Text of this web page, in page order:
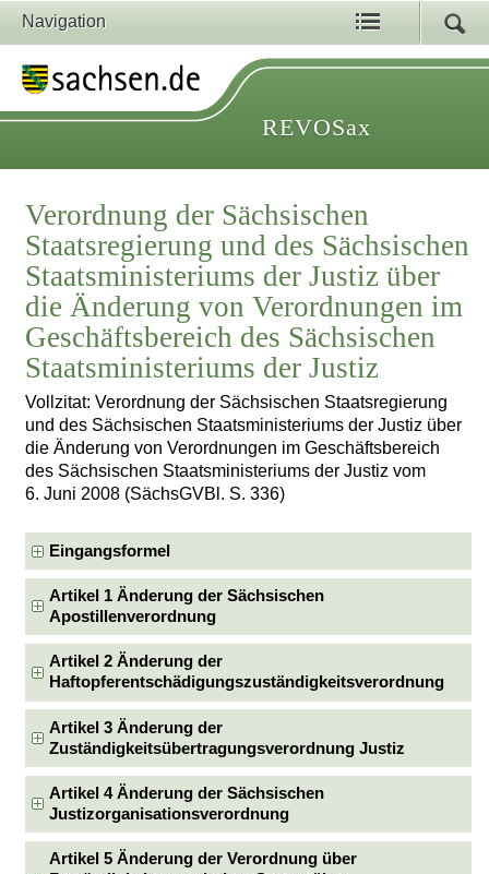
Navigation
REVOSax
Verordnung der Sächsischen
Staatsregierung und des Sächsischen
Staatsministeriums der Justiz über
die Änderung von Verordnungen im
Geschäftsbereich des Sächsischen
Staatsministeriums der Justiz
Vollzitat: Verordnung der Sächsischen Staatsregierung
und des Sächsischen Staatsministeriums der Justiz über
die Änderung von Verordnungen im Geschäftsbereich
des Sächsischen Staatsministeriums der Justiz vom
6. Juni 2008 (SächsGVBl. S. 336)
Eingangsformel
Artikel 1 Änderung der Sächsischen
Apostillenverordnung
Artikel 2 Änderung der
Haftopferentschädigungszuständigkeitsverordnung
Artikel 3 Änderung der
Zuständigkeitsübertragungsverordnung Justiz
Artikel 4 Änderung der Sächsischen
Justizorganisationsverordnung
Artikel 5 Änderung der Verordnung über